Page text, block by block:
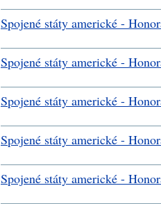
Spojené státy americké -
Spojené státy americké -
Spojené státy americké -
Spojené státy americké -
Spojené státy americké -